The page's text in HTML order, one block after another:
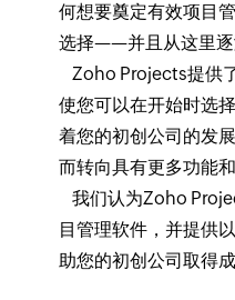
何想要奠定有效项目
选择——并且从这里逐
Zoho Projects提供
使您可以在开始时选
着您的初创公司的发
而转向具有更多功能和
我们认为Zoho
目管理软件，并提供
助您的初创公司取得成